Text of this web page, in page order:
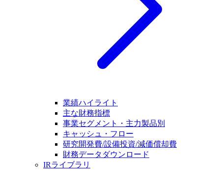
業績ハイライト
主な財務指標
事業セグメント・主力製品別
キャッシュ・フロー
研究開発費/設備投資/減価償却費
財務データダウンロード
IRライブラリ